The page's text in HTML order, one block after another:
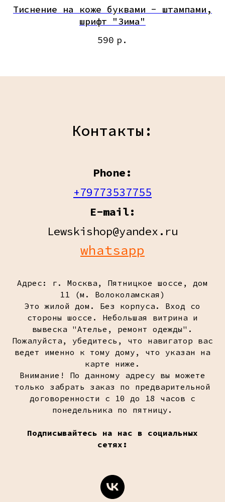
Тиснение на коже буквами - штампами,
шрифт "Зима"
590 р.
Контакты:
Phone:
+79773537755
E-mail:
Lewskishop@yandex.ru
whatsapp
Адрес: г. Москва, Пятницкое шоссе, дом
11 (м. Волоколамская)
Это жилой дом. Без корпуса. Вход со
стороны шоссе. Небольшая витрина и
вывеска "Ателье, ремонт одежды".
Пожалуйста, убедитесь, что навигатор вас
ведет именно к тому дому, что указан на
карте ниже.
Внимание! По данному адресу вы можете
только забрать заказ по предварительной
договоренности с 10 до 18 часов с
понедельника по пятницу.
Подписывайтесь на нас в социальных
сетях: